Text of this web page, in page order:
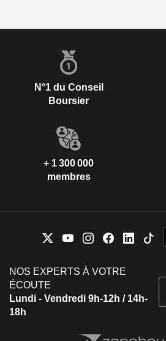
N°1 du Conseil
Boursier
+ 1 300 000
membres
NOS EXPERTS À VOTRE
ÉCOUTE
Lundi - Vendredi 9h-12h / 14h-
18h